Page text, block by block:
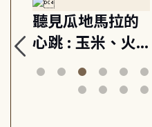
聽見瓜地馬拉的
心跳 : 玉米、火
山與信仰, 外交官
筆下的現代馬雅